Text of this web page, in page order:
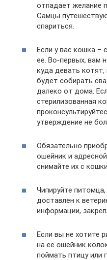
отпадает желание
Самцы
спариться.
Если у вас кошка –
ее. Во-первых, вам
куда девать
будет собирать
далеко от дома.
стерилизованная
утверждение не
Обязательно
ошейник и
снимайте их с кошки.
Чипируйте
доставлен к
информации,
Если вы не хотите
на ее ошейник
поймать птицу или